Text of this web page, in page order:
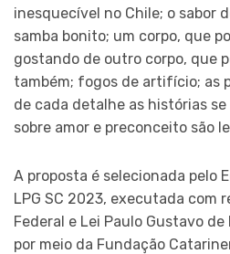
inesquecível no Chile; o sabor
samba bonito; um corpo, que
gostando de outro corpo, que
também; fogos de artifício; as
de cada detalhe as histórias
sobre amor e preconceito são
A proposta é selecionada pelo
LPG SC 2023, executada com
Federal e Lei Paulo Gustavo
por meio da Fundação